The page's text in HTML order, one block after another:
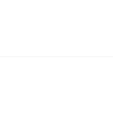
Hotel Garni Zum